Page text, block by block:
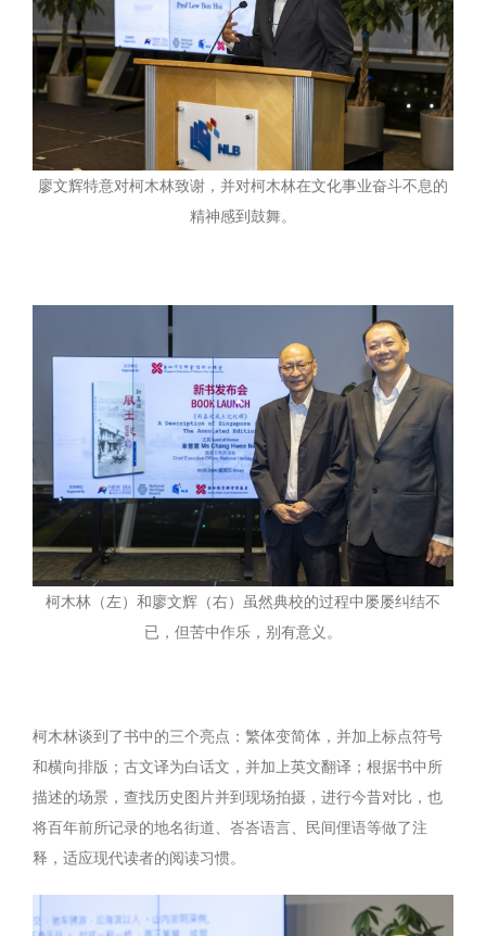
廖文辉特意对柯木林致谢，并对柯木林在文化事业奋斗不息的
精神感到鼓舞。
柯木林（左）和廖文辉（右）虽然典校的过程中屡屡纠结不
已，但苦中作乐，别有意义。
柯木林谈到了书中的三个亮点：繁体变简体，并加上标点符号
和横向排版；古文译为白话文，并加上英文翻译；根据书中所
描述的场景，查找历史图片并到现场拍摄，进行今昔对比，也
将百年前所记录的地名街道、峇峇语言、民间俚语等做了注
释，适应现代读者的阅读习惯。